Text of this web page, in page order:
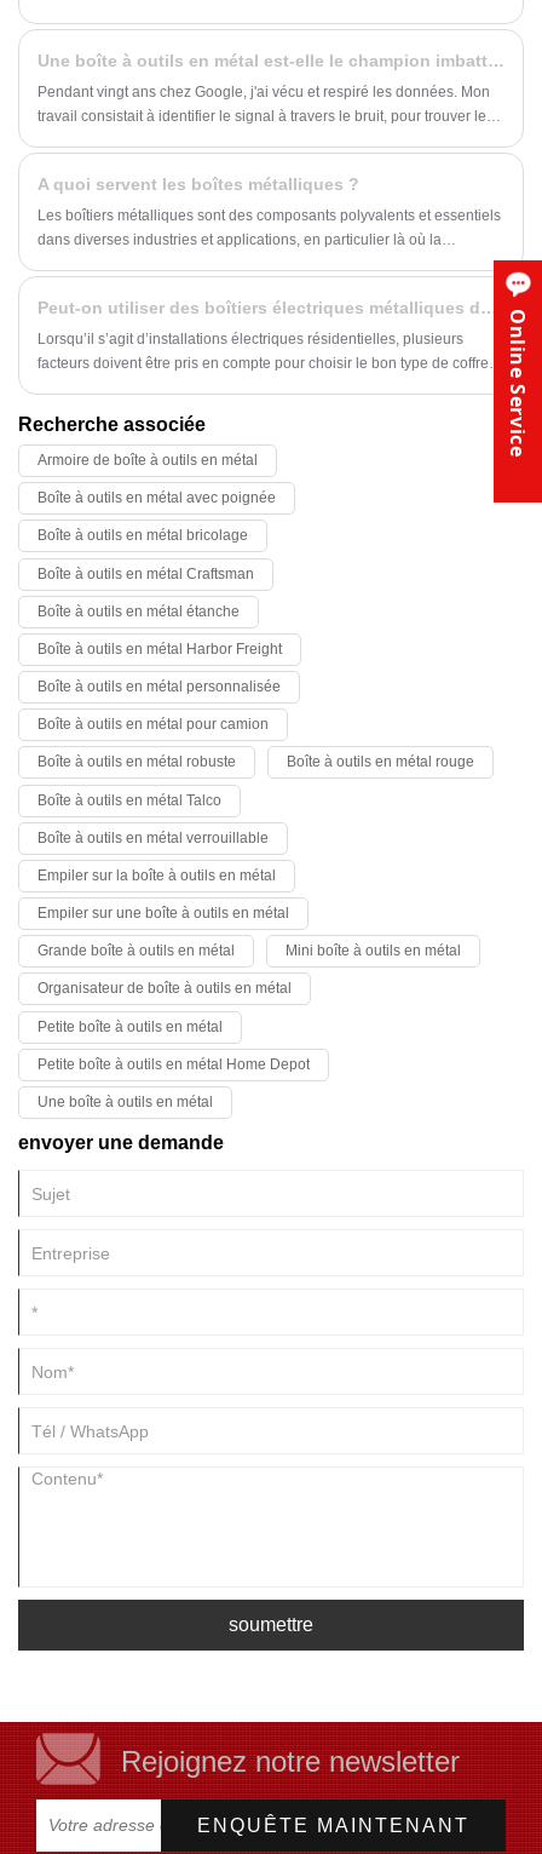
dans la distribution d'énergie, le contrôle des équipements et
l'automatisation industrielle.
Une boîte à outils en métal est-elle le champion imbattable pour vos outils ?
Pendant vingt ans chez Google, j'ai vécu et respiré les données. Mon
travail consistait à identifier le signal à travers le bruit, pour trouver les
demeure. Lorsqu’il s’agissait de protéger mes outils, le choix était clair.
J'ai choisi une boîte à outils en métal, en particulier celle de Huimei.
Laissez-moi vous expliquer pourquoi cette décision est une évidence
A quoi servent les boîtes métalliques ?
Les boîtiers métalliques sont des composants polyvalents et essentiels
dans diverses industries et applications, en particulier là où la
rôle central dans la protection des systèmes électriques, garantissant
leur stabilité, leur fiabilité et leur sécurité. Des télécommunications à
l’automatisation industrielle, les boîtiers métalliques servent de base à
Peut-on utiliser des boîtiers électriques métalliques dans le résidentiel ?
Lorsqu’il s’agit d’installations électriques résidentielles, plusieurs
facteurs doivent être pris en compte pour choisir le bon type de coffret
utilisés en raison de leur prix abordable et de leur facilité d’installation,
les boîtiers électriques en métal ont également leur place dans certains
scénarios. Dans cet article, nous explorerons la question de savoir si
vous pouvez utiliser des boîtiers électriques métalliques dans un
environnement résidentiel, en mettant en évidence les avantages et les
scénarios spécifiques dans lesquels les boîtiers électriques
métalliques sont non seulement autorisés mais également
recommandés.
Recherche associée
Armoire de boîte à outils en métal
Boîte à outils en métal avec poignée
Boîte à outils en métal bricolage
Boîte à outils en métal Craftsman
Boîte à outils en métal étanche
Boîte à outils en métal Harbor Freight
Boîte à outils en métal personnalisée
Boîte à outils en métal pour camion
Boîte à outils en métal robuste Boîte à outils en métal rouge
Boîte à outils en métal Talco
Boîte à outils en métal verrouillable
Empiler sur la boîte à outils en métal
Empiler sur une boîte à outils en métal
Grande boîte à outils en métal Mini boîte à outils en métal
Organisateur de boîte à outils en métal
Petite boîte à outils en métal
Petite boîte à outils en métal Home Depot
Une boîte à outils en métal
envoyer une demande
soumettre
Rejoignez notre newsletter
Online Service